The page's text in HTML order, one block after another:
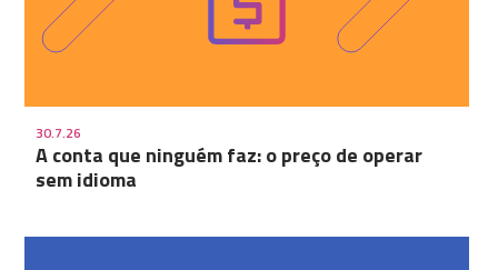
30.7.26
A conta que ninguém faz: o preço de operar
sem idioma